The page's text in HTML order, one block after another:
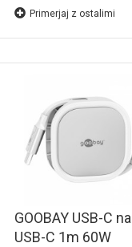
Primerjaj z ostalimi
GOOBAY USB-C na
USB-C 1m 60W